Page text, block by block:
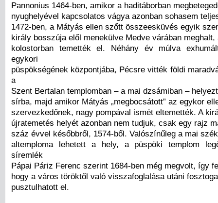
Pannonius 1464-ben, amikor a haditáborban
nyughelyével kapcsolatos vágya azonban sohasem
1472-ben, a Mátyás ellen szőtt összeesküvés egyik
király bosszúja elől menekülve Medve várában meghalt,
kolostorban temették el. Néhány év múlva
egykori
püspökségének központjába, Pécsre vitték földi
a
Szent Bertalan templomban – a mai dzsámiban –
sírba, majd amikor Mátyás „megbocsátott” az egykor
szervezkedőnek, nagy pompával ismét eltemették. A
újratemetés helyét azonban nem tudjuk, csak egy rajz
száz évvel későbbről, 1574-ből. Valószínűleg a mai
altemploma lehetett a hely, a püspöki templom
síremlék
Pápai Páriz Ferenc szerint 1684-ben még megvolt, így
hogy a város töröktől való visszafoglalása utáni
pusztulhatott el.